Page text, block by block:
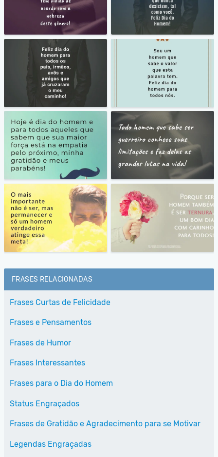
FRASES RELACIONADAS
Frases Curtas de Felicidade
Frases e Pensamentos
Frases de Humor
Frases Interessantes
Frases para o Dia do Homem
Status Engraçados
Frases de Gratidão e Agradecimento para se Motivar
Legendas Engraçadas